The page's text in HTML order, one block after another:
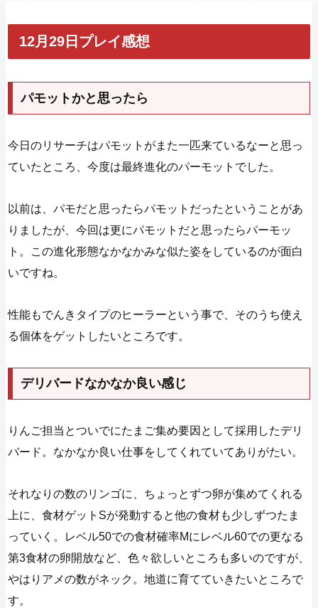
12月29日プレイ感想
パモットかと思ったら
今日のリサーチはパモットがまた一匹来ているなーと思っ
ていたところ、今度は最終進化のパーモットでした。
以前は、パモだと思ったらパモットだったということがあ
りましたが、今回は更にパモットだと思ったらパーモッ
ト。この進化形態なかなかみな似た姿をしているのが面白
いですね。
性能もでんきタイプのヒーラーという事で、そのうち使え
る個体をゲットしたいところです。
デリバードなかなか良い感じ
りんご担当とついでにたまご集め要因として採用したデリ
バード。なかなか良い仕事をしてくれていてありがたい。
それなりの数のリンゴに、ちょっとずつ卵が集めてくれる
上に、食材ゲットSが発動すると他の食材も少しずつたま
っていく。レベル50での食材確率Mにレベル60での更なる
第3食材の卵開放など、色々欲しいところも多いのですが、
やはりアメの数がネック。地道に育てていきたいところで
す。